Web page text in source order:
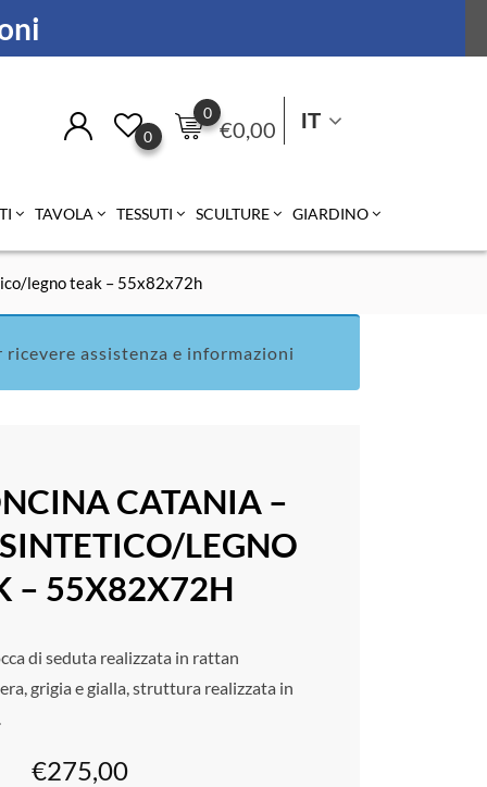
€0,00
0
0
IT
TAVOLA TESSUTI SCULTURE GIARDINO
legno teak – 55x82x72h
assistenza e informazioni
CATANIA –
LEGNO
– 55X82X72H
di seduta realizzata in rattan
grigia e gialla, struttura realizzata in
€275,00